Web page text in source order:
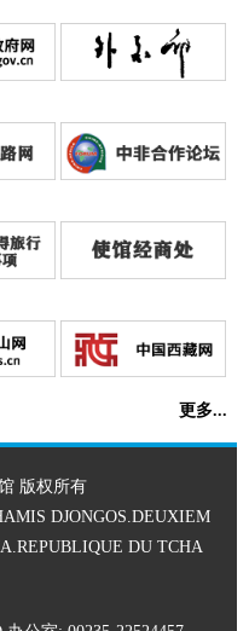
更多...
版权所有
DJONGOS.DEUXIEM
DU TCHA